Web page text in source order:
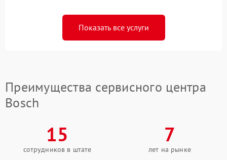
Показать все услуги
Преимущества сервисного центра
Bosch
15
сотрудников в штате
7
лет на рынке